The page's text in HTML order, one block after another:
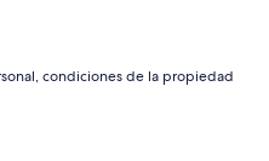
condiciones de la propiedad